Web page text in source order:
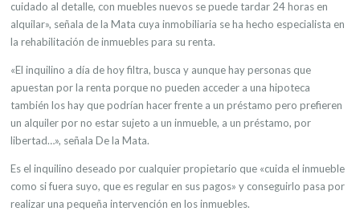
cuidado al detalle, con muebles nuevos se puede tardar 24 horas en
alquilar», señala de la Mata cuya inmobiliaria se ha hecho especialista en
la rehabilitación de inmuebles para su renta.
«El inquilino a día de hoy filtra, busca y aunque hay personas que
apuestan por la renta porque no pueden acceder a una hipoteca
también los hay que podrían hacer frente a un préstamo pero prefieren
un alquiler por no estar sujeto a un inmueble, a un préstamo, por
libertad…», señala De la Mata.
Es el inquilino deseado por cualquier propietario que «cuida el inmueble
como si fuera suyo, que es regular en sus pagos» y conseguirlo pasa por
realizar una pequeña intervención en los inmuebles.